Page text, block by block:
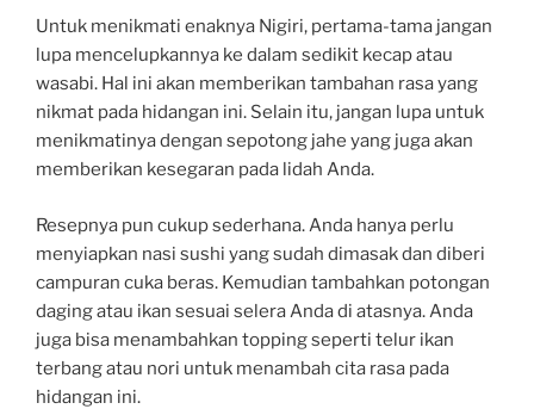
Untuk menikmati enaknya Nigiri, pertama-tama jangan
lupa mencelupkannya ke dalam sedikit kecap atau
wasabi. Hal ini akan memberikan tambahan rasa yang
nikmat pada hidangan ini. Selain itu, jangan lupa untuk
menikmatinya dengan sepotong jahe yang juga akan
memberikan kesegaran pada lidah Anda.
Resepnya pun cukup sederhana. Anda hanya perlu
menyiapkan nasi sushi yang sudah dimasak dan diberi
campuran cuka beras. Kemudian tambahkan potongan
daging atau ikan sesuai selera Anda di atasnya. Anda
juga bisa menambahkan topping seperti telur ikan
terbang atau nori untuk menambah cita rasa pada
hidangan ini.